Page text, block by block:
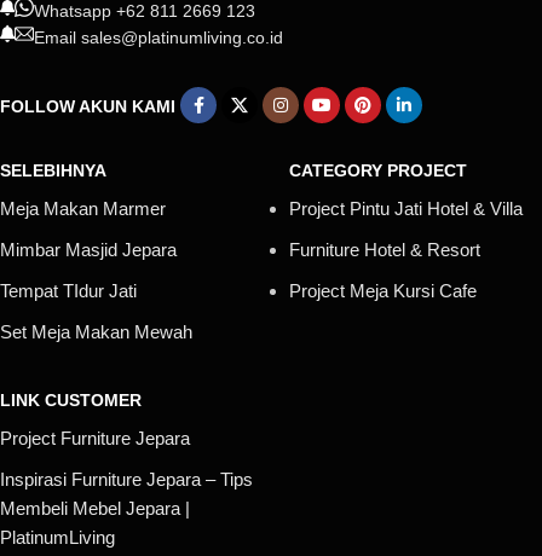
Whatsapp +62 811 2669 123
Email sales@platinumliving.co.id
FOLLOW AKUN KAMI
SELEBIHNYA
Meja Makan Marmer
Mimbar Masjid Jepara
Tempat TIdur Jati
Set Meja Makan Mewah
CATEGORY PROJECT
Project Pintu Jati Hotel & Villa
Furniture Hotel & Resort
Project Meja Kursi Cafe
LINK CUSTOMER
Project Furniture Jepara
Inspirasi Furniture Jepara – Tips
Membeli Mebel Jepara |
PlatinumLiving